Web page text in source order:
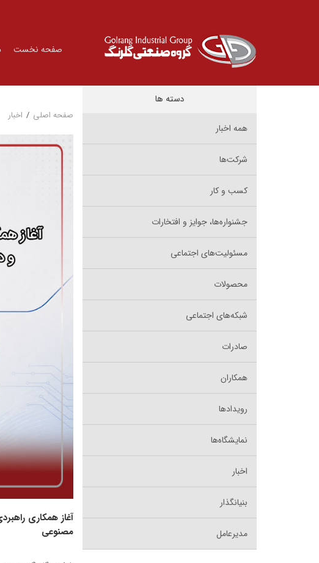
صفحه نخست
دسته ها
همه اخبار
شرکت‌ها
کسب و کار
جشنواره‌ها، جوایز و افتخارات
مسئولیت‌های اجتماعی
محصولات
شبکه‌های اجتماعی
صادرات
همکاران
رویدادها
نمایشگاه‌ها
اخبار
بنیانگذار
مدیرعامل
صفحه اصلی / اخبار
آغاز همکاری
مصنوعی